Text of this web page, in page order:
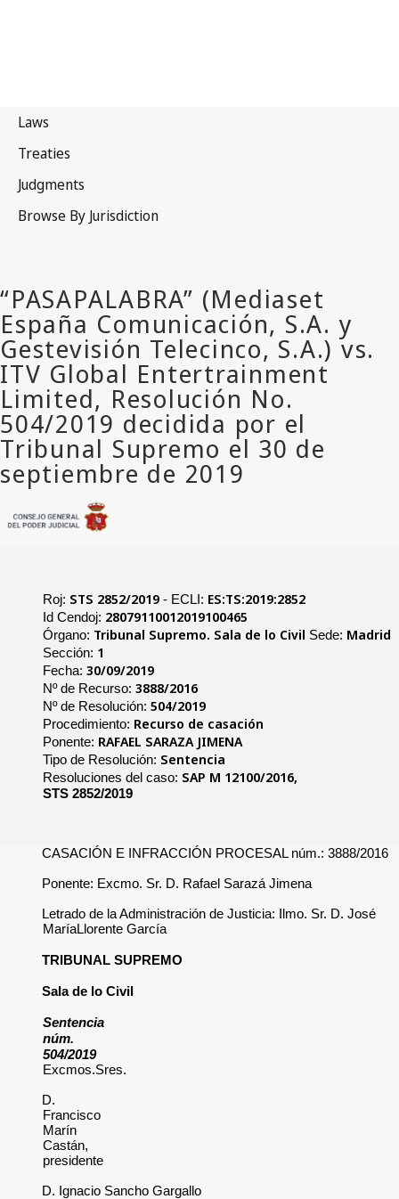
Roj: STS 2852/2019- ECLI: ES:TS:2019:2852
Id Cendoj: 28079110012019100465
Órgano: Tribunal Supremo. Sala de lo Civil Sede: Madrid
Sección: 1
Fecha: 30/09/2019
Nº de Recurso: 3888/2016
Nº de Resolución: 504/2019
Procedimiento: Recurso de casación
Ponente: RAFAEL SARAZA JIMENA
Tipo de Resolución: Sentencia
Resoluciones del caso: SAP M 12100/2016,
STS 2852/2019
CASACIÓN E INFRACCIÓN PROCESAL núm.: 3888/2016
Ponente: Excmo. Sr. D. Rafael Sarazá Jimena
Letrado de la Administración de Justicia: Ilmo. Sr. D. José
MaríaLlorente García
TRIBUNAL SUPREMO
Sala de lo Civil
Sentencia
núm.
504/2019
Excmos.Sres.
D.
Francisco
Marín
Castán,
presidente
D. Ignacio Sancho Gargallo